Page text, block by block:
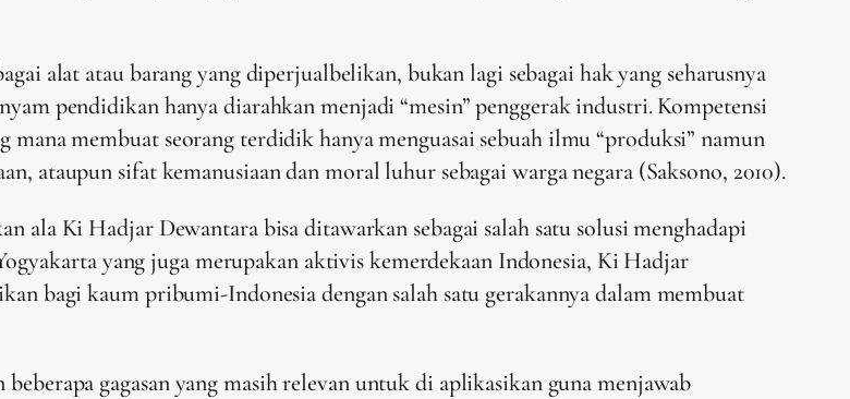
alat atau barang yang diperjualbelikan, bukan lagi sebagai hak yang seharusnya
pendidikan hanya diarahkan menjadi “mesin” penggerak industri. Kompetensi
membuat seorang terdidik hanya menguasai sebuah ilmu “produksi” namun
ataupun sifat kemanusiaan dan moral luhur sebagai warga negara (Saksono, 2010).
ala Ki Hadjar Dewantara bisa ditawarkan sebagai salah satu solusi menghadapi
yang juga merupakan aktivis kemerdekaan Indonesia, Ki Hadjar
bagi kaum pribumi-Indonesia dengan salah satu gerakannya dalam membuat
gagasan yang masih relevan untuk di aplikasikan guna menjawab